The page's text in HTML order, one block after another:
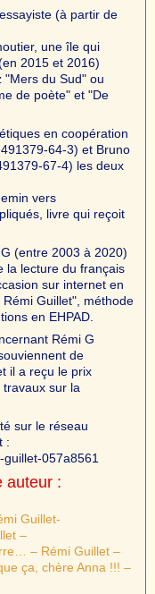
(à partir de
une île qui
2015 et 2016)
"Mers du Sud" ou
de poète" et "De
en coopération
64-3) et Bruno
67-4) les deux
vers
livre qui reçoit
(entre 2003 à 2020)
la lecture du français
sur internet en
Guillet", méthode
en EHPAD.
Rémi G
de
il a reçu le prix
sur la
sur le réseau
:
057a8561
auteur :
Guillet-
–
– Rémi Guillet –
ça, chère Anna !!! –